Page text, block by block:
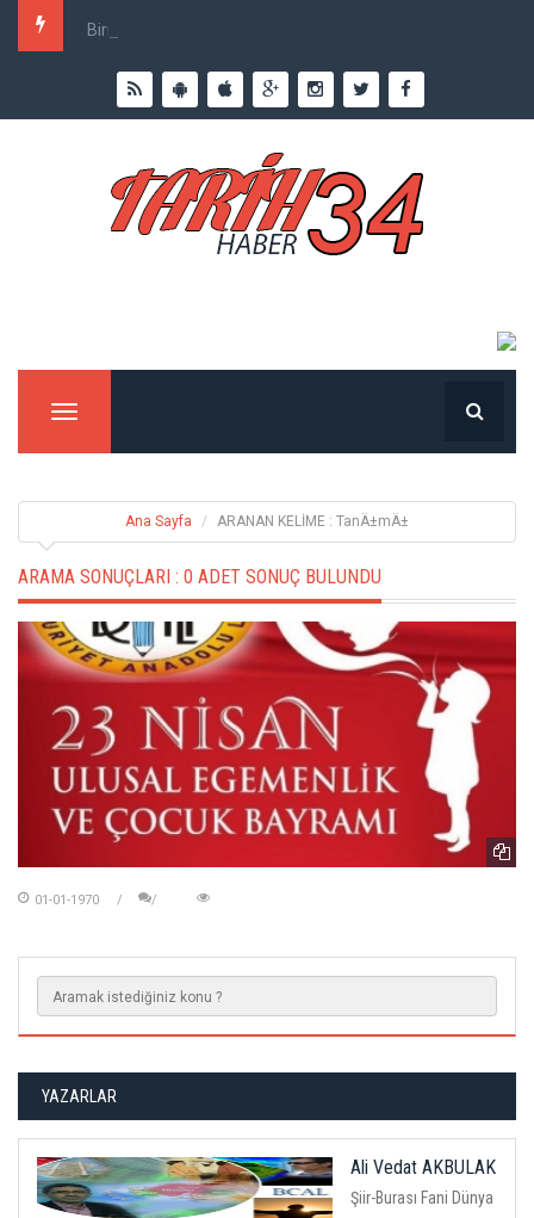
Birinci Dünya Savaşı`nda Ne Kadar İnsan Öldü?
Menu
Ana Sayfa ARANAN KELİME : TanÄ±mÄ±
ARAMA SONUÇLARI : 0 ADET SONUÇ BULUNDU
01-01-1970
YAZARLAR
Ali Vedat AKBULAK
Şiir-Burası Fani Dünya